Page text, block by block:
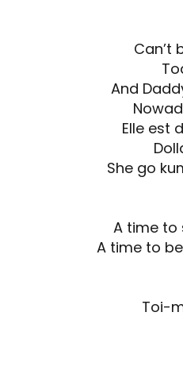
Can’t
And
Elle est
She go
A time to
A time to
Toi-